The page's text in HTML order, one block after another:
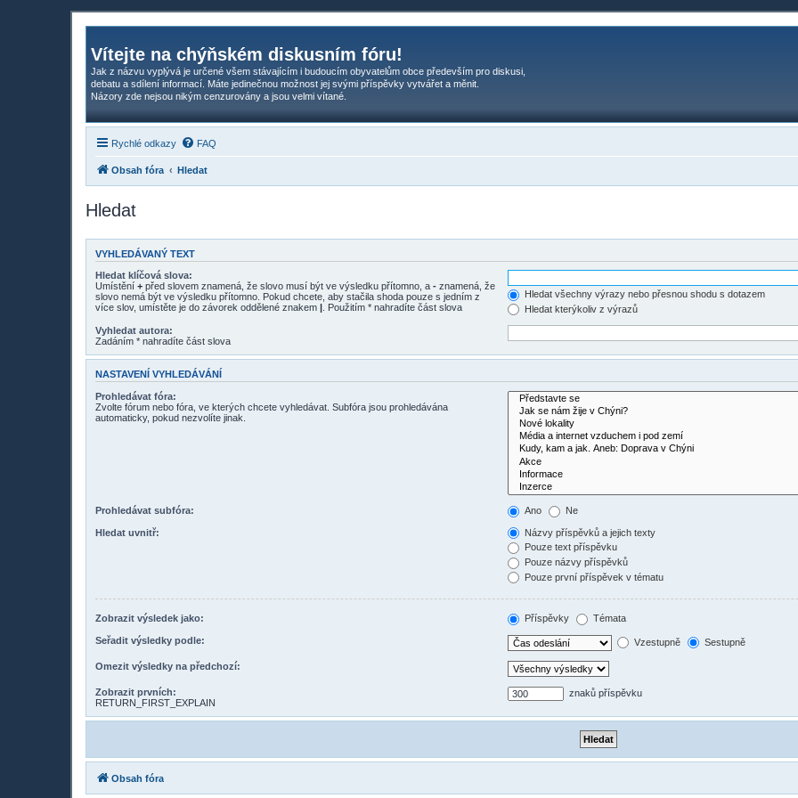
Vítejte na chýňském diskusním fóru!
Jak z názvu vyplývá je určené všem stávajícím i budoucím obyvatelům obce především pro diskusi,
debatu a sdílení informací. Máte jedinečnou možnost jej svými příspěvky vytvářet a měnit.
Názory zde nejsou nikým cenzurovány a jsou velmi vítané.
Rychlé odkazy FAQ
Obsah fóra Hledat
Hledat
VYHLEDÁVANÝ TEXT
Hledat klíčová slova:
Umístění + před slovem znamená, že slovo musí být ve výsledku přítomno, a - znamená, že
slovo nemá být ve výsledku přítomno. Pokud chcete, aby stačila shoda pouze s jedním z
více slov, umístěte je do závorek oddělené znakem | . Použitím * nahradíte část slova
Hledat všechny výrazy nebo přesnou shodu s dotazem
Hledat kterýkoliv z výrazů
Vyhledat autora:
Zadáním * nahradíte část slova
NASTAVENÍ VYHLEDÁVÁNÍ
Prohledávat fóra:
Zvolte fórum nebo fóra, ve kterých chcete vyhledávat. Subfóra jsou prohledávána
automaticky, pokud nezvolíte jinak.
Prohledávat subfóra: Ano Ne
Hledat uvnitř:
Názvy příspěvků a jejich texty
Pouze text příspěvku
Pouze názvy příspěvků
Pouze první příspěvek v tématu
Zobrazit výsledek jako: Příspěvky Témata
Seřadit výsledky podle: Vzestupně Sestupně
Omezit výsledky na předchozí:
Zobrazit prvních:
RETURN_FIRST_EXPLAIN
znaků příspěvku
Obsah fóra